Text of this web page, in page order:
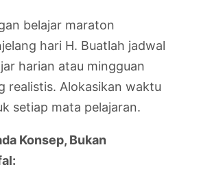
belajar maraton
hari H. Buatlah jadwal
harian atau mingguan
realistis. Alokasikan waktu
setiap mata pelajaran.
Konsep, Bukan